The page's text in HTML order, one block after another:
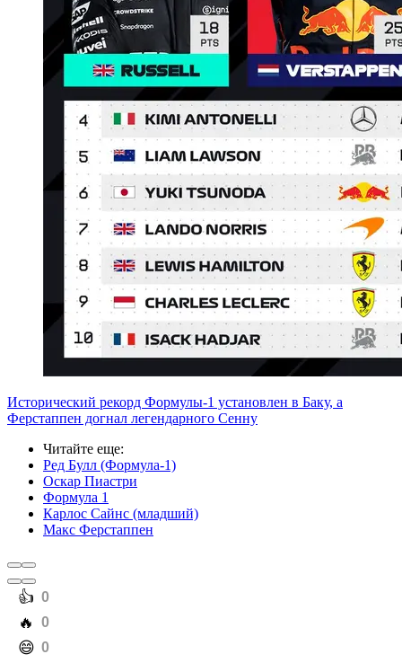
Исторический рекорд Формулы-1 установлен в Баку, а
Ферстаппен догнал легендарного Сенну
Читайте еще:
Ред Булл (Формула-1)
Оскар Пиастри
Формула 1
Карлос Сайнс (младший)
Макс Ферстаппен
️👍 0
️🔥 0
️😄 0